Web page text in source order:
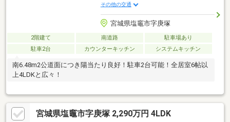
その他の交通
宮城県塩竈市字庚塚
2階建て 南道路
駐車場あり
駐車2台
カウンターキッチン システムキッチン
南6.48m2公道面につき陽当たり良好！駐車2台可能！全居室6帖以
上4LDKと広々！
宮城県塩竈市字庚塚 2,290万円 4LDK